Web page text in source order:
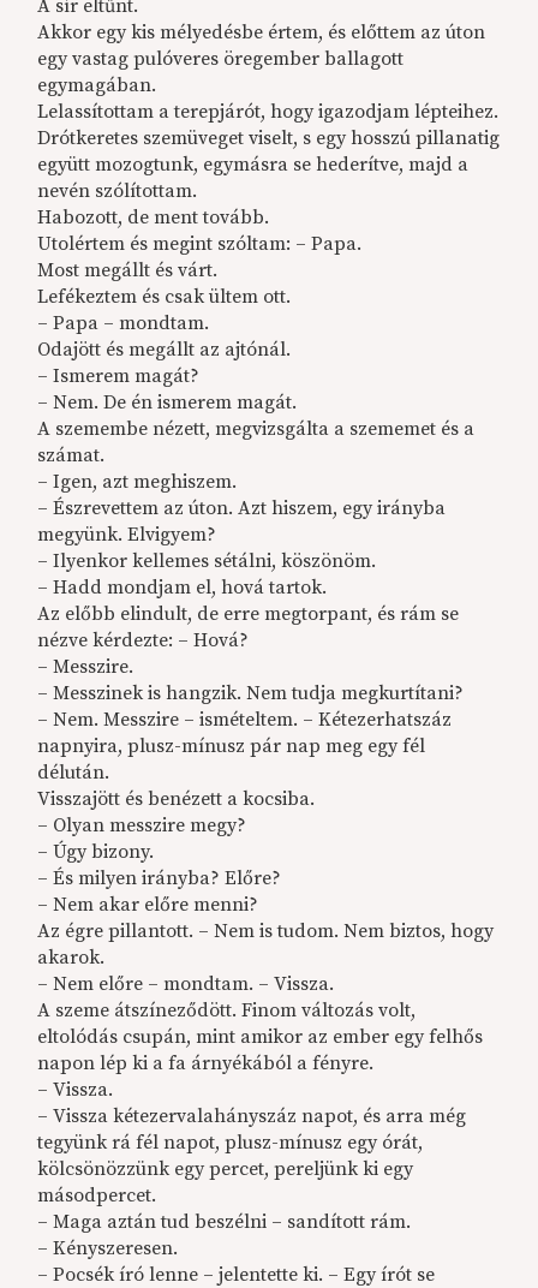
A sír eltűnt.
Akkor egy kis mélyedésbe értem, és előttem az úton
egy vastag pulóveres öregember ballagott
egymagában.
Lelassítottam a terepjárót, hogy igazodjam lépteihez.
Drótkeretes szemüveget viselt, s egy hosszú pillanatig
együtt mozogtunk, egymásra se hederítve, majd a
nevén szólítottam.
Habozott, de ment tovább.
Utolértem és megint szóltam: – Papa.
Most megállt és várt.
Lefékeztem és csak ültem ott.
– Papa – mondtam.
Odajött és megállt az ajtónál.
– Ismerem magát?
– Nem. De én ismerem magát.
A szemembe nézett, megvizsgálta a szememet és a
számat.
– Igen, azt meghiszem.
– Észrevettem az úton. Azt hiszem, egy irányba
megyünk. Elvigyem?
– Ilyenkor kellemes sétálni, köszönöm.
– Hadd mondjam el, hová tartok.
Az előbb elindult, de erre megtorpant, és rám se
nézve kérdezte: – Hová?
– Messzire.
– Messzinek is hangzik. Nem tudja megkurtítani?
– Nem. Messzire – ismételtem. – Kétezerhatszáz
napnyira, plusz-mínusz pár nap meg egy fél
délután.
Visszajött és benézett a kocsiba.
– Olyan messzire megy?
– Úgy bizony.
– És milyen irányba? Előre?
– Nem akar előre menni?
Az égre pillantott. – Nem is tudom. Nem biztos, hogy
akarok.
– Nem előre – mondtam. – Vissza.
A szeme átszíneződött. Finom változás volt,
eltolódás csupán, mint amikor az ember egy felhős
napon lép ki a fa árnyékából a fényre.
– Vissza.
– Vissza kétezervalahányszáz napot, és arra még
tegyünk rá fél napot, plusz-mínusz egy órát,
kölcsönözzünk egy percet, pereljünk ki egy
másodpercet.
– Maga aztán tud beszélni – sandított rám.
– Kényszeresen.
– Pocsék író lenne – jelentette ki. – Egy írót se